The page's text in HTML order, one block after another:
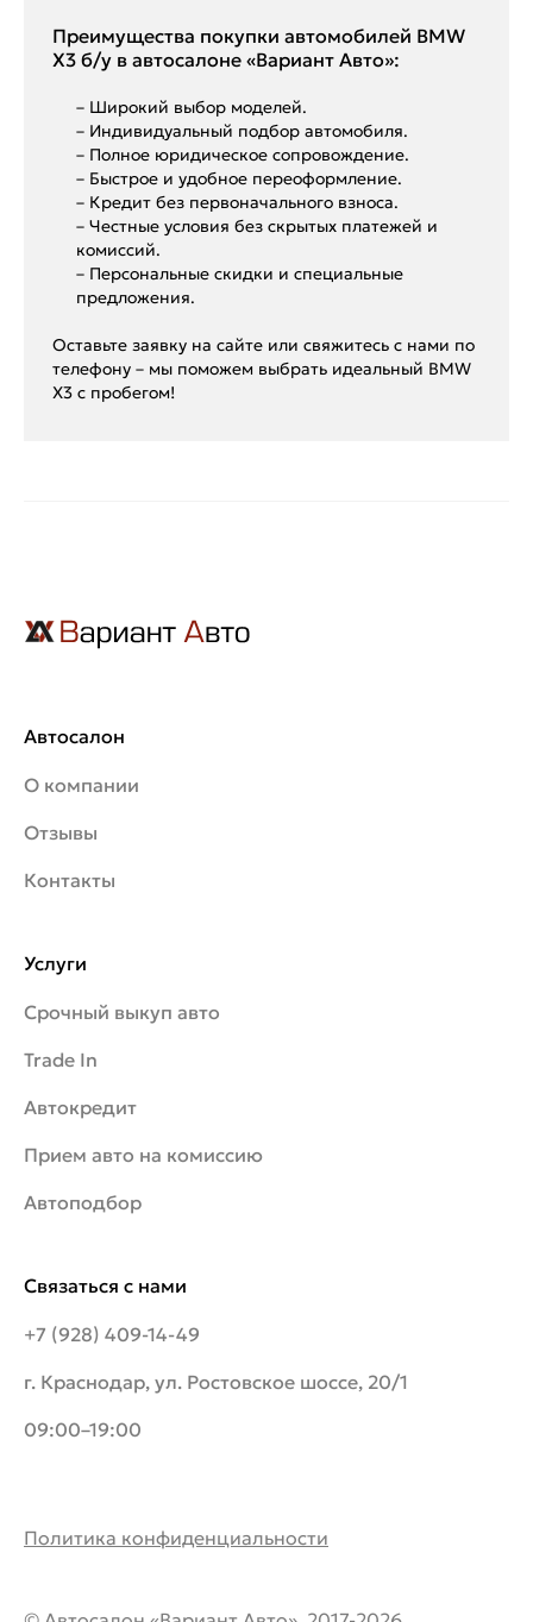
Преимущества покупки автомобилей BMW
X3 б/у в автосалоне «Вариант Авто»:
– Широкий выбор моделей.
– Индивидуальный подбор автомобиля.
– Полное юридическое сопровождение.
– Быстрое и удобное переоформление.
– Кредит без первоначального взноса.
– Честные условия без скрытых платежей и
комиссий.
– Персональные скидки и специальные
предложения.
Оставьте заявку на сайте или свяжитесь с нами по
телефону – мы поможем выбрать идеальный BMW
X3 с пробегом!
Автосалон
О компании
Отзывы
Контакты
Связаться с нами
+7 (928) 409-14-49
г. Краснодар, ул. Ростовское шоссе, 20/1
09:00–19:00
Услуги
Срочный выкуп авто
Trade In
Автокредит
Прием авто на комиссию
Автоподбор
Политика конфиденциальности